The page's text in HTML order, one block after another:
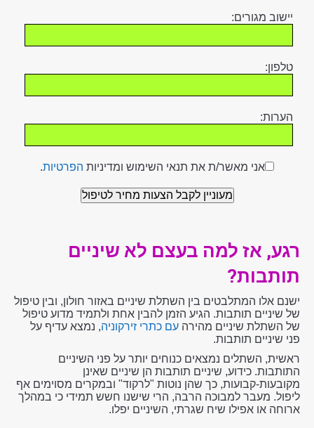
יישוב מגורים:
טלפון:
הערות:
אני מאשר/ת את תנאי השימוש ומדיניות הפרטיות.
רגע, אז למה בעצם לא שיניים
תותבות?
ישנם אלו המתלבטים בין השתלת שיניים באזור חולון, ובין טיפול
של שיניים תותבות. הגיע הזמן להבין אחת ולתמיד מדוע טיפול
של השתלת שיניים מהירה עם כתרי זירקוניה, נמצא עדיף על
פני שיניים תותבות.
ראשית, השתלים נמצאים כנוחים יותר על פני השיניים
התותבות. כידוע, שיניים תותבות הן שיניים שאינן
מקובעות-קבועות, כך שהן נוטות "לרקוד" ובמקרים מסוימים אף
ליפול. מעבר למבוכה הרבה, הרי שישנו חשש תמידי כי במהלך
ארוחה או אפילו שיח שגרתי, השיניים יפלו.